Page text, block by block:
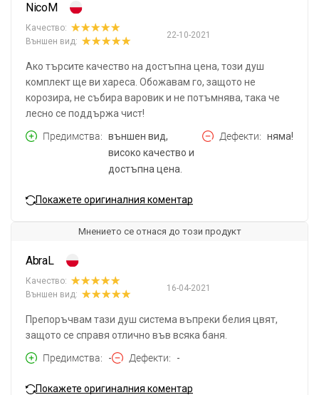
NicoM
22-10-2021
Качество:
Външен вид:
Ако търсите качество на достъпна цена, този душ
комплект ще ви хареса. Обожавам го, защото не
корозира, не събира варовик и не потъмнява, така че
лесно се поддържа чист!
Предимства
външен вид,
високо качество и
достъпна цена.
Дефекти няма!
Покажете оригиналния коментар
Мнението се отнася до този продукт
AbraL
16-04-2021
Качество:
Външен вид:
Препоръчвам тази душ система въпреки белия цвят,
защото се справя отлично във всяка баня.
Предимства
- Дефекти -
Покажете оригиналния коментар